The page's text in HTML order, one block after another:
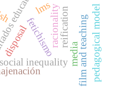
fetichismo
social inequality
racionality
disposal reification
mediafilm and teaching
lms pedagogical model